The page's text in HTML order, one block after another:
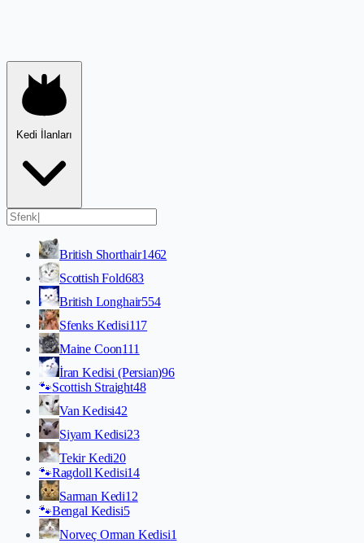
Kedi İlanları
British Shorthair1462
Scottish Fold683
British Longhair554
Sfenks Kedisi117
Maine Coon111
İran Kedisi (Persian)96
🐾Scottish Straight48
Van Kedisi42
Siyam Kedisi23
Tekir Kedi20
🐾Ragdoll Kedisi14
Sarman Kedi12
🐾Bengal Kedisi5
Norveç Orman Kedisi1